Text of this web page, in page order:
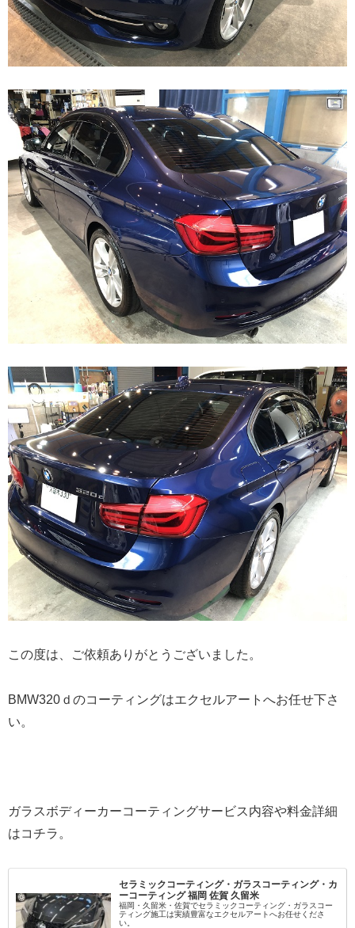
この度は、ご依頼ありがとうございました。
BMW320ｄのコーティングはエクセルアートへお任せ下さ
い。
ガラスボディーカーコーティングサービス内容や料金詳細
はコチラ。
セラミックコーティング・ガラスコーティング・カ
ーコーティング 福岡 佐賀 久留米
福岡・久留米・佐賀でセラミックコーティング・ガラスコー
ティング施工は実績豊富なエクセルアートへお任せくださ
い。